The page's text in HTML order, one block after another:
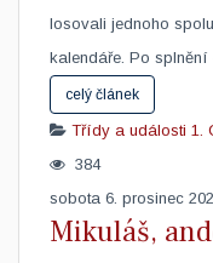
losovali jednoho
kalendáře. Po splnění
celý článek
Třídy a události 1.
384
sobota 6. prosinec
Mikuláš,